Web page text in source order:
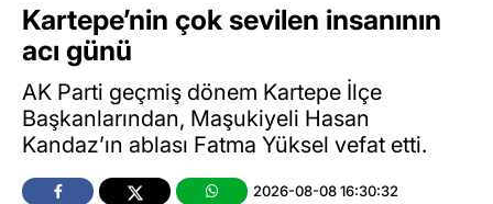
Kartepe’nin çok sevilen insanının
acı günü
AK Parti geçmiş dönem Kartepe İlçe
Başkanlarından, Maşukiyeli Hasan
Kandaz’ın ablası Fatma Yüksel vefat etti.
2026-08-08 16:30:32